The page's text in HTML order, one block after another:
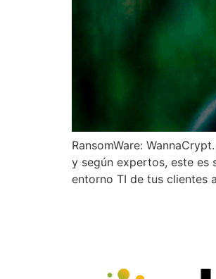
RansomWare:
y según expertos, este es
entorno TI de tus clientes